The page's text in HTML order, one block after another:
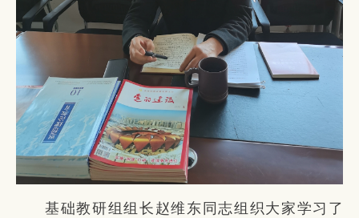
基础教研组组长赵维东同志组织大家学习了